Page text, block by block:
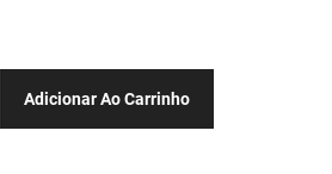
Adicionar Ao Carrinho